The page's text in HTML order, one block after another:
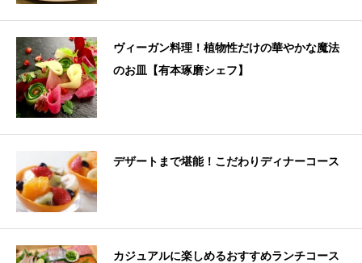
ヴィーガン料理！植物性だけの華やかな魔法
のお皿【有本琢磨シェフ】
デザートまで堪能！こだわりディナーコース
カジュアルに楽しめるおすすめランチコース